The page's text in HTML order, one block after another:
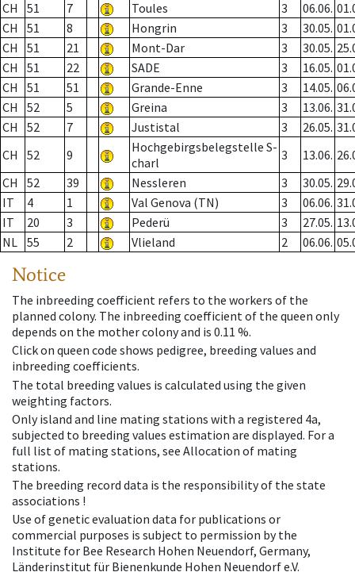
CH 51 7 Toules 3 06.06.
CH
51 8 Hongrin 3 30.05.
CH
51 21 Mont-Dar 3 30.05.
CH
51 22 SADE 3 16.05.
CH
51 51 Grande-Enne 3 14.05.
CH
52 5 Greina 3 13.06.
CH
52 7 Justistal 3 26.05.
CH
52 9
Hochgebirgsbelegstelle S-
charl
3 13.06.
CH
52 39 Nessleren 3 30.05.
IT
4 1 Val Genova (TN) 3 06.06.
IT
20 3 Pederü 3 27.05.
NL 55 2 Vlieland 2 06.06.
Notice
The inbreeding coefficient refers to the workers of the
planned colony. The inbreeding coefficient of the queen only
depends on the mother colony and is 0.11 %.
Click on queen code shows pedigree, breeding values and
inbreeding coefficients.
The total breeding values is calculated using the given
weighting factors.
Only island and line mating stations with a registered 4a,
subjected to breeding values estimation are displayed. For a
full list of mating stations, see Allocation of mating
stations.
The breeding record data is the responsibility of the state
associations !
Use of genetic evaluation data for publications or
commercial purposes is subject to permission by the
Institute for Bee Research Hohen Neuendorf, Germany,
Länderinstitut für Bienenkunde Hohen Neuendorf e.V.